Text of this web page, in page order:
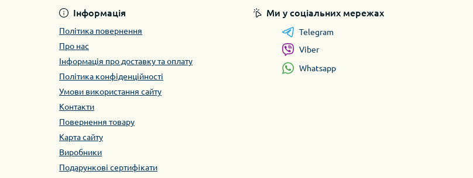
Інформація
Політика повернення
Про нас
Інформація про доставку та оплату
Політика конфіденційності
Умови використання сайту
Контакти
Повернення товару
Карта сайту
Виробники
Подарункові сертифікати
Ми у соціальних мережах
Telegram
Viber
Whatsapp